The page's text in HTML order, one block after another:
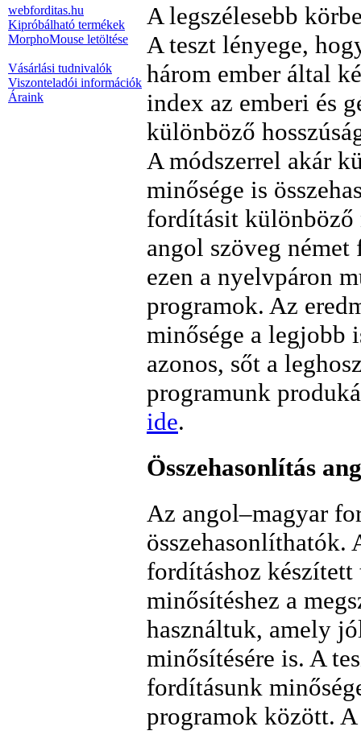
webforditas.hu
Kipróbálható termékek
MorphoMouse letöltése
Vásárlási tudnivalók
Viszonteladói információk
Áraink
A legszélesebb
A teszt lényege,
három ember által
index az emberi és
különböző
A módszerrel akár
minősége is
fordításit különböző
angol szöveg
ezen a nyelvpáron
programok. Az
minősége a legjobb
azonos, sőt a
programunk
ide.
Összehasonlítás
Az angol–magyar
összehasonlíthatók.
fordításhoz készített
minősítéshez a
használtuk, amely
minősítésére is. A
fordításunk
programok között.